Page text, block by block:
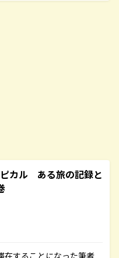
カル ある旅の記録と
在することになった筆者